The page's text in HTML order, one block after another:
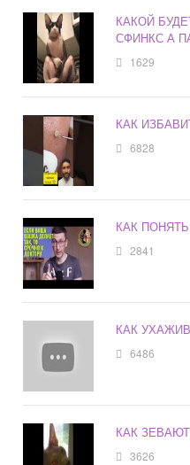
КАКОЙ
СФИНКС А
1629
КАК
6828
КАК
2841
КАК
6486
КАК
3626